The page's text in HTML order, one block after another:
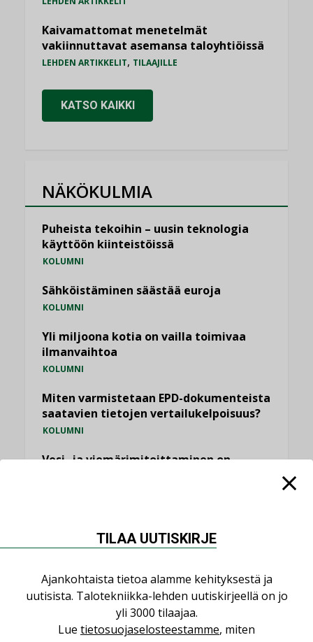
Kaivamattomat menetelmät
vakiinnuttavat asemansa taloyhtiöissä
LEHDEN ARTIKKELIT, TILAAJILLE
KATSO KAIKKI
NÄKÖKULMIA
Puheista tekoihin – uusin teknologia
käyttöön kiinteistöissä
KOLUMNI
Sähköistäminen säästää euroja
KOLUMNI
Yli miljoona kotia on vailla toimivaa
ilmanvaihtoa
KOLUMNI
Miten varmistetaan EPD-dokumenteista
saatavien tietojen vertailukelpoisuus?
KOLUMNI
Vesi- ja viemärimitoittaminen on
KATSO KAIKKI
NIMITYKSET
TILAA UUTISKIRJE
Ajankohtaista tietoa alamme kehityksestä ja
uutisista. Talotekniikka-lehden uutiskirjeellä on jo
yli 3000 tilaajaa.
Lue tietosuojaselosteestamme, miten